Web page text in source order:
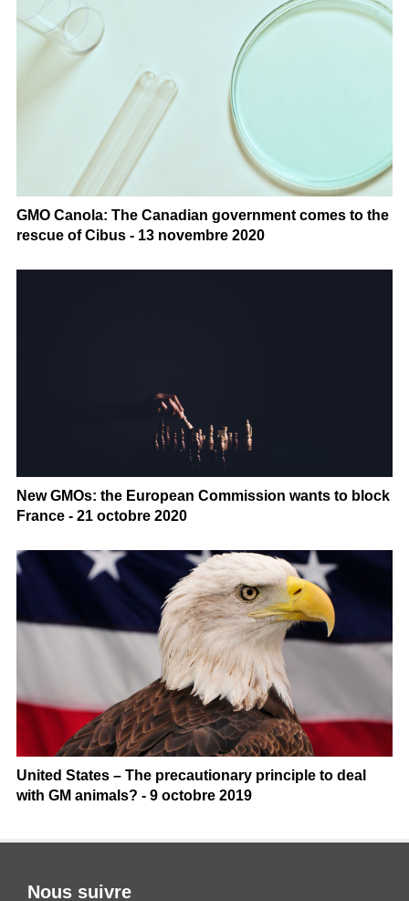
GMO Canola: The Canadian government comes to the
rescue of Cibus - 13 novembre 2020
New GMOs: the European Commission wants to block
France - 21 octobre 2020
United States – The precautionary principle to deal
with GM animals? - 9 octobre 2019
Nous suivre